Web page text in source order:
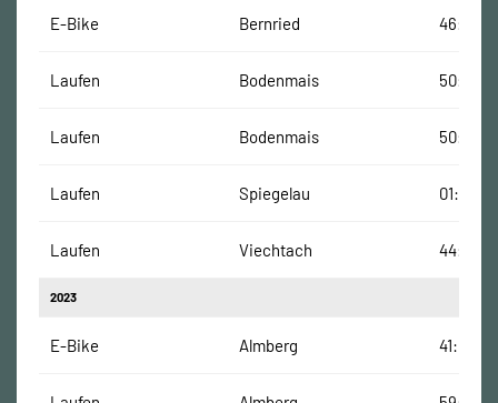
E-Bike Bernried 46:36
Laufen Bodenmais 50:29
Laufen Bodenmais 50:29
Laufen Spiegelau
Laufen Viechtach 44:35
2023
E-Bike Almberg 41:08